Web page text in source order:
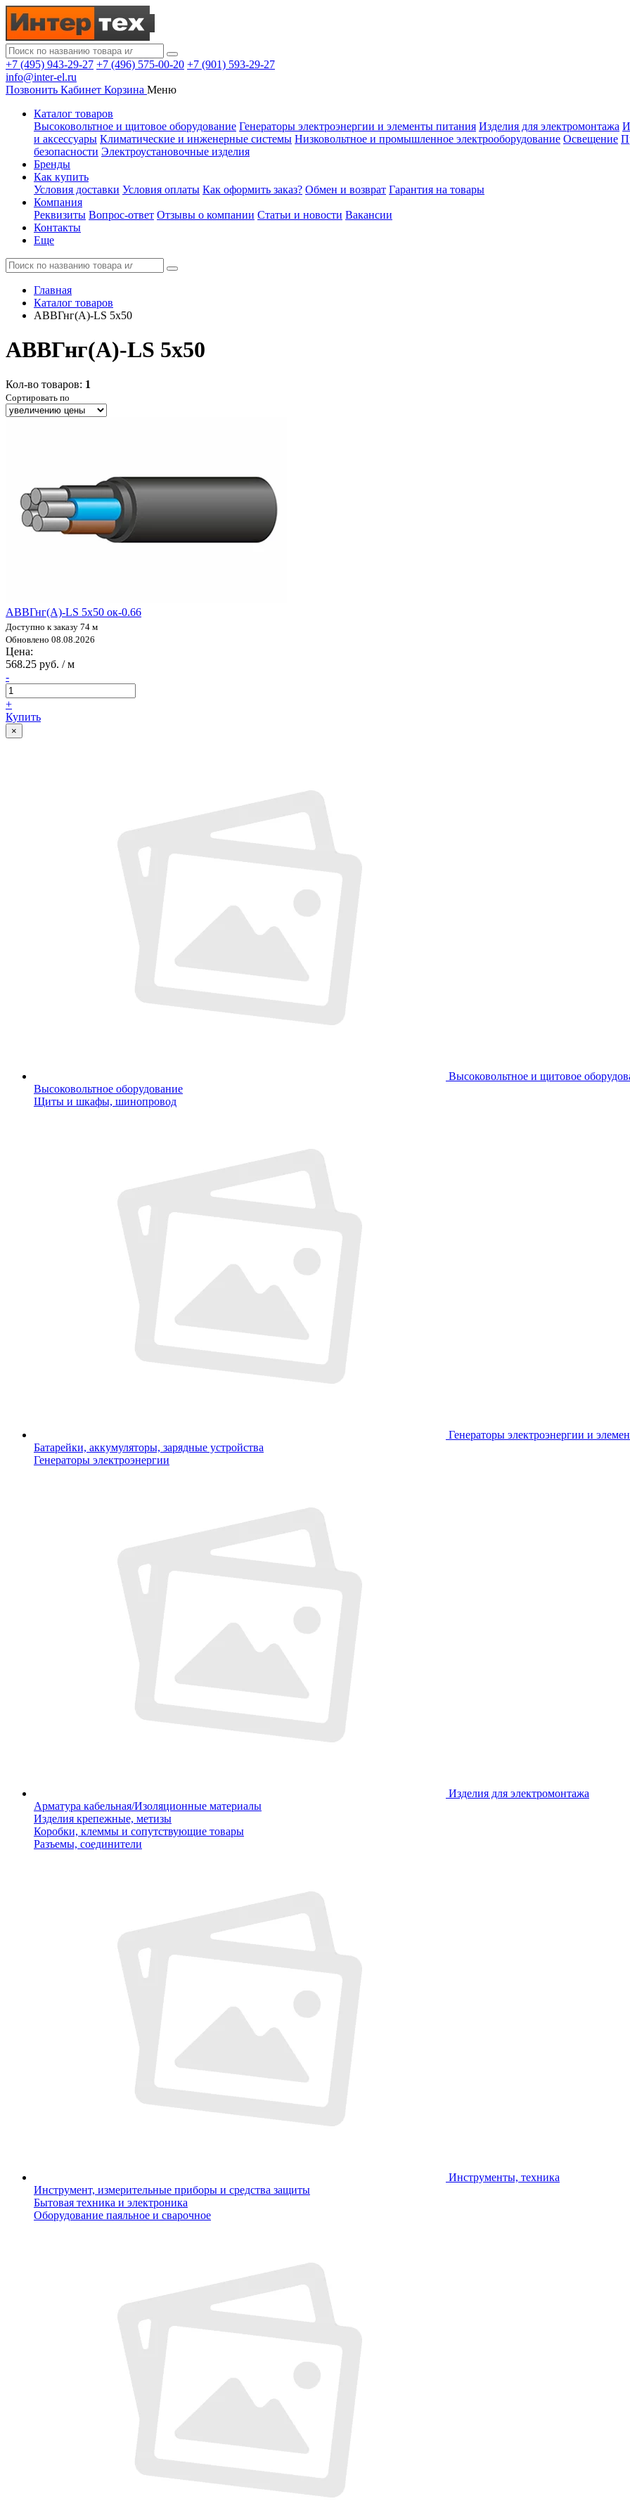
+7 (495) 943-29-27 +7 (496) 575-00-20 +7 (901) 593-29-27
info@inter-el.ru
Позвонить Кабинет Корзина Меню
Каталог товаров
Высоковольтное и щитовое оборудование Генераторы электроэнергии и элементы питания Изделия для электромонтажа
и аксессуары Климатические и инженерные системы Низковольтное и промышленное электрооборудование Освещение
безопасности Электроустановочные изделия
Бренды
Как купить
Условия доставки Условия оплаты Как оформить заказ? Обмен и возврат Гарантия на товары
Компания
Реквизиты Вопрос-ответ Отзывы о компании Статьи и новости Вакансии
Контакты
Еще
Главная
Каталог товаров
АВВГнг(А)-LS 5x50
АВВГнг(А)-LS 5x50
Кол-во товаров: 1
Сортировать по
АВВГнг(А)-LS 5х50 ок-0.66
Доступно к заказу 74 м
Обновлено 08.08.2026
Цена:
568.25 руб. / м
-
+
Купить
×
Высоковольтное и щитовое
Высоковольтное оборудование
Щиты и шкафы, шинопровод
Генераторы электроэнергии и
Батарейки, аккумуляторы, зарядные устройства
Генераторы электроэнергии
Изделия для электромонтажа
Арматура кабельная/Изоляционные материалы
Изделия крепежные, метизы
Коробки, клеммы и сопутствующие товары
Разъемы, соединители
Инструменты, техника
Инструмент, измерительные приборы и средства защиты
Бытовая техника и электроника
Оборудование паяльное и сварочное